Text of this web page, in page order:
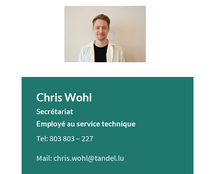
Chris Wohl
Secrétariat
Employé au service technique
Tel: 803 803 – 227
Mail: chris.wohl@tandel.lu